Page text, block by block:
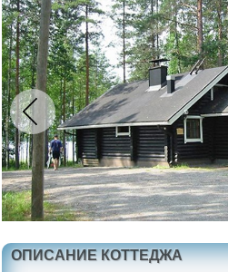
ОПИСАНИЕ КОТТЕДЖА